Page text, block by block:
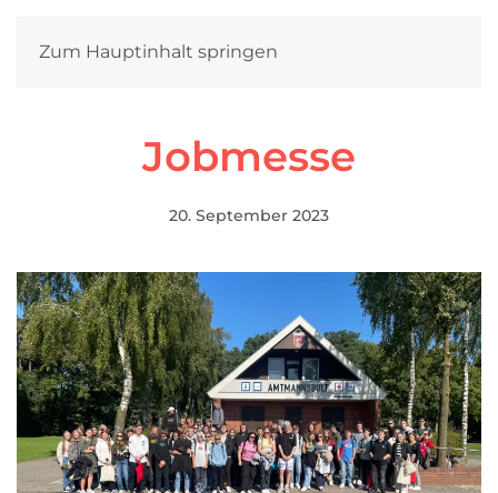
Zum Hauptinhalt springen
Jobmesse
20. September 2023